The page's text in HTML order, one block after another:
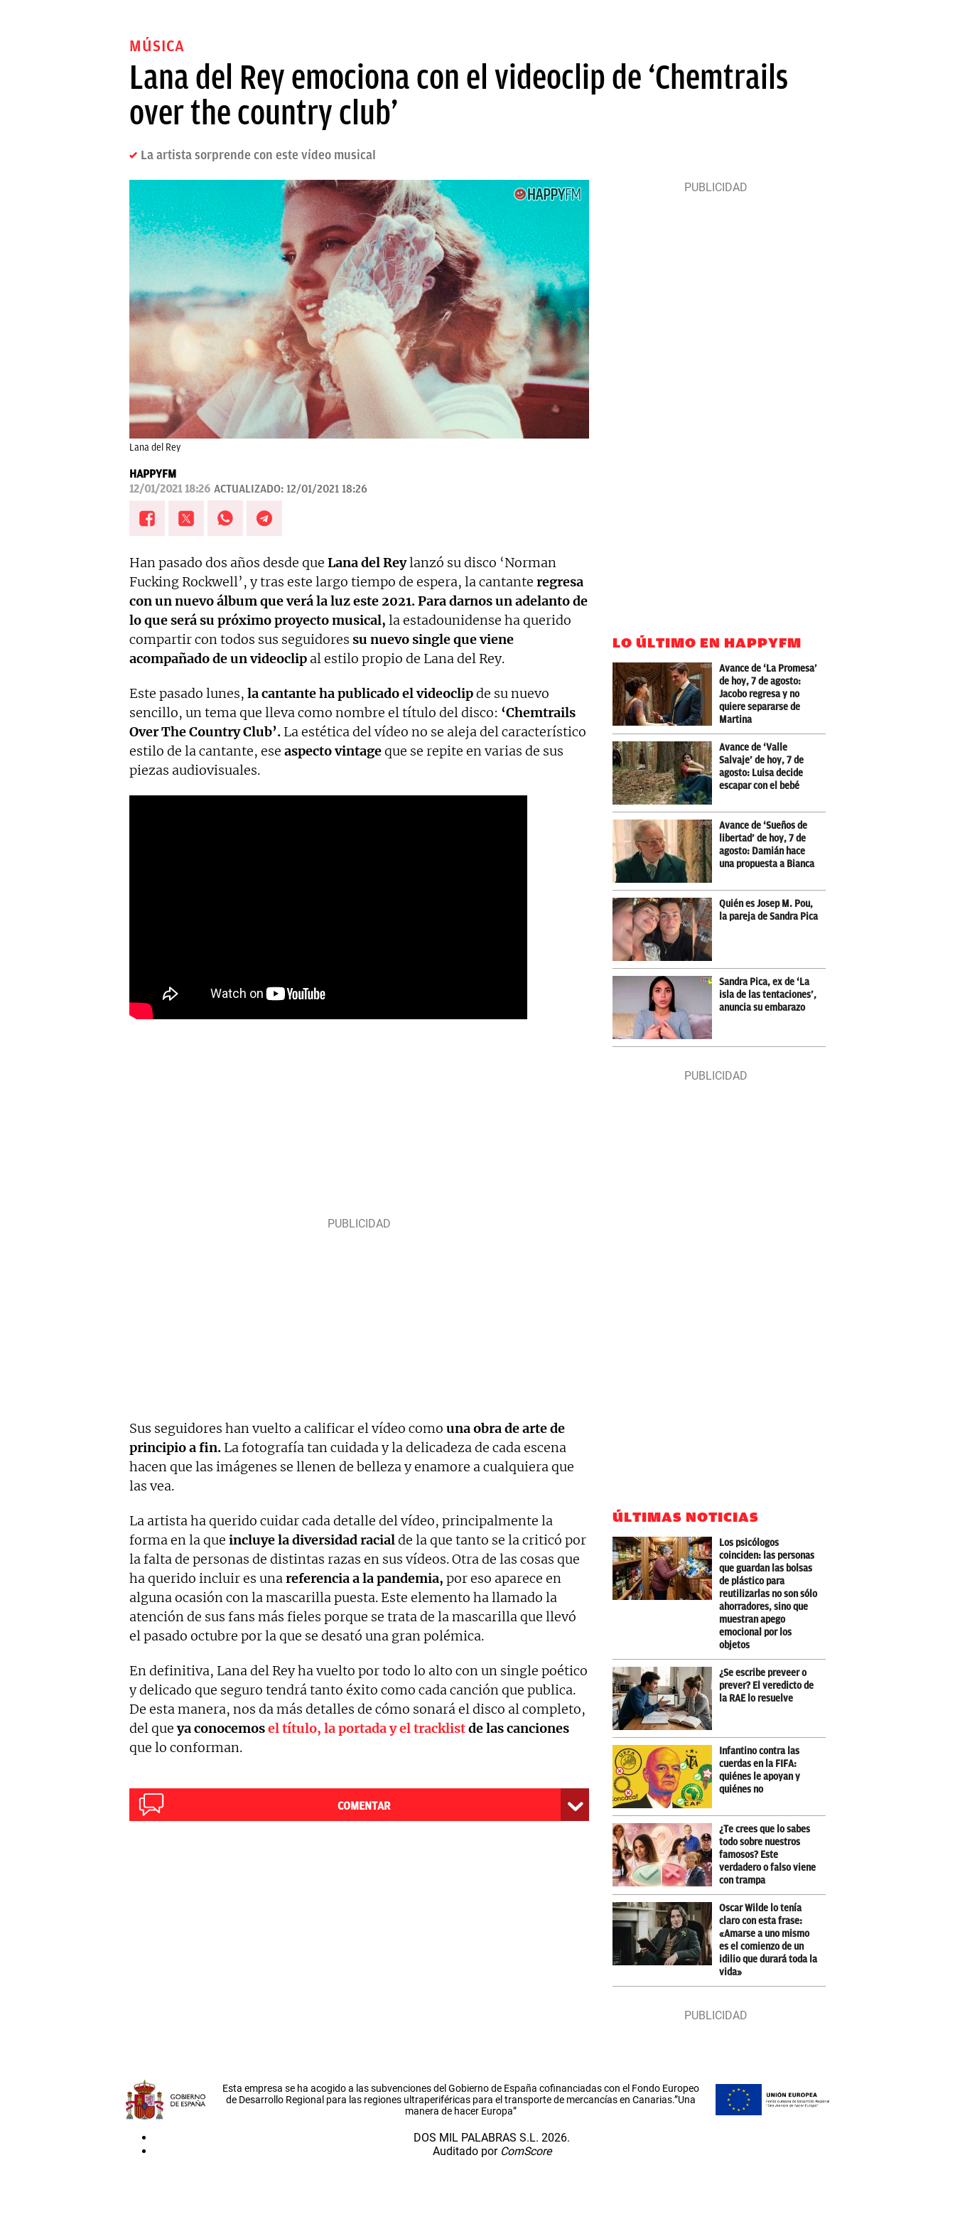
MÚSICA
Lana del Rey emociona con el videoclip de ‘Chemtrails
over the country club’
La artista sorprende con este vídeo musical
Lana del Rey
HAPPYFM
12/01/2021 18:26 ACTUALIZADO: 12/01/2021 18:26
Han pasado dos años desde que Lana del Reylanzó su disco ‘Norman
Fucking Rockwell’, y tras este largo tiempo de espera, la cantante regresa
con un nuevo álbum que verá la luz este 2021. Para darnos un adelanto de
lo que será su próximo proyecto musical, la estadounidense ha querido
compartir con todos sus seguidores su nuevo single que viene
acompañado de un videoclip al estilo propio de Lana del Rey.
Este pasado lunes, la cantante ha publicado el videoclipde su nuevo
sencillo, un tema que lleva como nombre el título del disco: ‘Chemtrails
Over The Country Club’. La estética del vídeo no se aleja del característico
estilo de la cantante, ese aspecto vintageque se repite en varias de sus
piezas audiovisuales.
Sus seguidores han vuelto a calificar el vídeo como una obra de arte de
principio a fin. La fotografía tan cuidada y la delicadeza de cada escena
hacen que las imágenes se llenen de belleza y enamore a cualquiera que
las vea.
La artista ha querido cuidar cada detalle del vídeo, principalmente la
forma en la que incluye la diversidad racialde la que tanto se la criticó por
la falta de personas de distintas razas en sus vídeos. Otra de las cosas que
ha querido incluir es unareferencia a la pandemia, por eso aparece en
alguna ocasión con la mascarilla puesta. Este elemento ha llamado la
atención de sus fans más fieles porque se trata de la mascarilla que llevó
el pasado octubre por la que se desató una gran polémica.
En definitiva, Lana del Rey ha vuelto por todo lo alto con un single poético
y delicado que seguro tendrá tanto éxito como cada canción que publica.
De esta manera, nos da más detalles de cómo sonará el disco al completo,
del queya conocemosel título, la portada y el tracklistde las canciones
que lo conforman.
COMENTAR
LO ÚLTIMO EN HAPPYFM
Avance de ‘La Promesa’
de hoy, 7 de agosto:
Jacobo regresa y no
quiere separarse de
Martina
Avance de ‘Valle
Salvaje’ de hoy, 7 de
agosto: Luisa decide
escapar con el bebé
Avance de ‘Sueños de
libertad’ de hoy, 7 de
agosto: Damián hace
una propuesta a Bianca
Quién es Josep M. Pou,
la pareja de Sandra Pica
Sandra Pica, ex de ‘La
isla de las tentaciones’,
anuncia su embarazo
ÚLTIMAS NOTICIAS
Los psicólogos
coinciden: las personas
que guardan las bolsas
de plástico para
reutilizarlas no son sólo
ahorradores, sino que
muestran apego
emocional por los
objetos
¿Se escribe preveer o
prever? El veredicto de
la RAE lo resuelve
Infantino contra las
cuerdas en la FIFA:
quiénes le apoyan y
quiénes no
¿Te crees que lo sabes
todo sobre nuestros
famosos? Este
verdadero o falso viene
con trampa
Oscar Wilde lo tenía
claro con esta frase:
«Amarse a uno mismo
es el comienzo de un
idilio que durará toda la
vida»
Esta empresa se ha acogido a las subvenciones del Gobierno de España cofinanciadas con el Fondo Europeo
de Desarrollo Regional para las regiones ultraperiféricas para el transporte de mercancías en Canarias.”Una
manera de hacer Europa”
DOS MIL PALABRAS S.L. 2026.
Auditado por ComScore